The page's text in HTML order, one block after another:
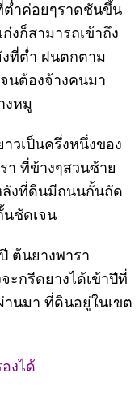
ต่ำค่อยๆราดชันขึ้น
งก็สามารถเข้าถึง
ที่ต่ำ ฝนตกตาม
นต้องจ้างคนมา
งหมู
วเป็นครึ่งหนึ่งของ
า ที่ข้างๆสวนซ้าย
ลังที่ดินมีถนนกั้นถัด
นชัดเจน
ต้นยางพารา
ะกรีดยางได้เข้าปีที่
านมา ที่ดินอยู่ในเขต
งได้